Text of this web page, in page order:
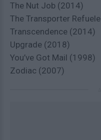
The Nut Job (2014)
The Transporter
Transcendence (2014)
Upgrade (2018)
You’ve Got Mail (1998)
Zodiac (2007)